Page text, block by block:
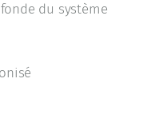
du système